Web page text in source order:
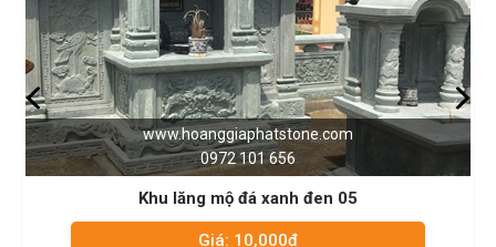
www.hoanggiaphatstone.com
0972 101 656
Khu lăng mộ đá xanh đen 05